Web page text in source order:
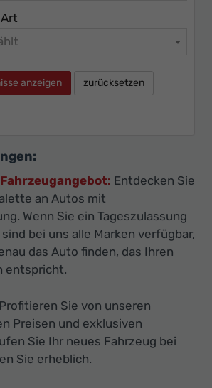
anzeigen zurücksetzen
Entdecken Sie
an Autos mit
Wenn Sie ein Tageszulassung
bei uns alle Marken verfügbar,
das Auto finden, das Ihren
entspricht.
Profitieren Sie von unseren
Preisen und exklusiven
Sie Ihr neues Fahrzeug bei
Sie erheblich.